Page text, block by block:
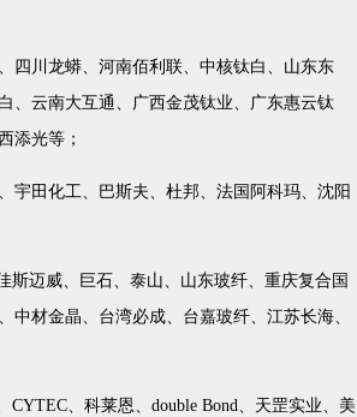
四川龙蟒、河南佰利联、中核钛白、山东东
、云南大互通、广西金茂钛业、广东惠云钛
添光等；
宇田化工、巴斯夫、杜邦、法国阿科玛、沈阳
斯迈威、巨石、泰山、山东玻纤、重庆复合国
中材金晶、台湾必成、台嘉玻纤、江苏长海、
CYTEC、科莱恩、double Bond、天罡实业、美